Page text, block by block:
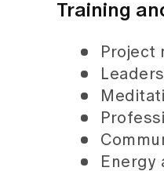
Training
Project
Energy